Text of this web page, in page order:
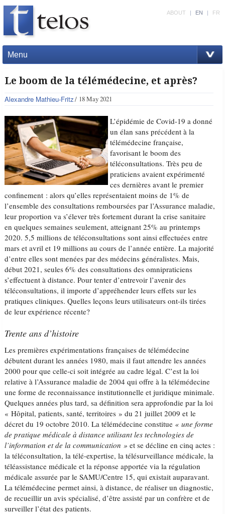
Menu
ABOUT | EN | FR
Le boom de la télémédecine, et après?
Alexandre Mathieu-Fritz 18 May 2021
L’épidémie de Covid-19 a donné
un élan sans précédent à la
télémédecine française,
favorisant le boom des
téléconsultations. Très peu de
praticiens avaient expérimenté
ces dernières avant le premier
confinement : alors qu’elles représentaient moins de 1% de
l’ensemble des consultations remboursées par l’Assurance maladie,
leur proportion va s’élever très fortement durant la crise sanitaire
en quelques semaines seulement, atteignant 25% au printemps
2020. 5,5 millions de téléconsultations sont ainsi effectuées entre
mars et avril et 19 millions au cours de l’année entière. La majorité
d’entre elles sont menées par des médecins généralistes. Mais,
début 2021, seules 6% des consultations des omnipraticiens
s’effectuent à distance. Pour tenter d’entrevoir l’avenir des
téléconsultations, il importe d’appréhender leurs effets sur les
pratiques cliniques. Quelles leçons leurs utilisateurs ont-ils tirées
de leur expérience récente?
Trente ans d’histoire
Les premières expérimentations françaises de télémédecine
débutent durant les années 1980, mais il faut attendre les années
2000 pour que celle-ci soit intégrée au cadre légal. C’est la loi
relative à l’Assurance maladie de 2004 qui offre à la télémédecine
une forme de reconnaissance institutionnelle et juridique minimale.
Quelques années plus tard, sa définition sera approfondie par la loi
« Hôpital, patients, santé, territoires » du 21 juillet 2009 et le
décret du 19 octobre 2010. La télémédecine constitue « une forme
de pratique médicale à distance utilisant les technologies de
l’information et de la communication » et se décline en cinq actes :
la téléconsultation, la télé-expertise, la télésurveillance médicale, la
téléassistance médicale et la réponse apportée via la régulation
médicale assurée par le SAMU/Centre 15, qui existait auparavant.
La télémédecine permet ainsi, à distance, de réaliser un diagnostic,
de recueillir un avis spécialisé, d’être assisté par un confrère et de
surveiller l’état des patients.